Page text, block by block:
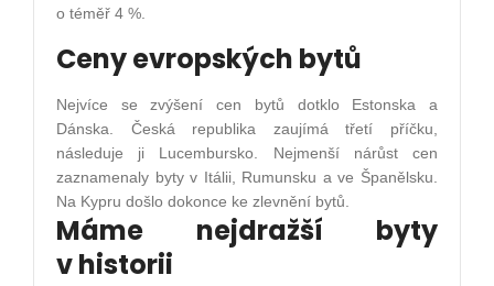
o téměř 4 %.
Ceny evropských bytů
Nejvíce se zvýšení cen bytů dotklo Estonska a
Dánska. Česká republika zaujímá třetí příčku,
následuje ji Lucembursko. Nejmenší nárůst cen
zaznamenaly byty v Itálii, Rumunsku a ve Španělsku.
Na Kypru došlo dokonce ke zlevnění bytů.
Máme nejdražší byty
v historii